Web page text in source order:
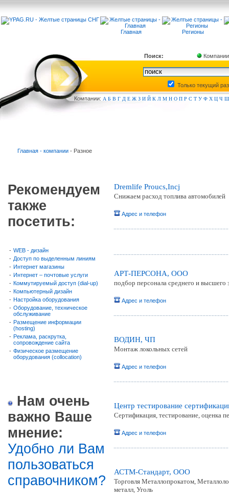
Главная Регионы
Поиск: Компании
Только текущий
Компании: А Б В Г Д Е Ж З И Й К Л М Н О П Р С Т У Ф Х Ц Ч Ш
Главная - компании - Разное
Рекомендуем
также
посетить:
- WEB - дизайн
- Доступ по выделенным линиям
- Интернет магазины
- Интернет – почтовые услуги
- Коммутируемый доступ (dial-up)
- Компьютерный дизайн
- Настройка оборудования
- Оборудование, техническое
обслуживание
- Размещение информации
(hosting)
- Реклама, раскрутка,
сопровождение сайта
- Физическое размещение
оборудования (collocation)
Нам очень
важно Ваше
мнение:
Удобно ли Вам
пользоваться
справочником?
Dremlife Proucs,Incj
Снижаем расход топлива автомобилей
Адрес и телефон
АРТ-ПЕРСОНА, ООО
подбор персонала среднего и высшего
Адрес и телефон
ВОДИН, ЧП
Монтаж локольных сетей
Адрес и телефон
Центр тестирование
Сертификация, тестирование, оценка
Адрес и телефон
АСТМ-Стандарт, ООО
Торговля Металлопрокатом,
металл, Уголь